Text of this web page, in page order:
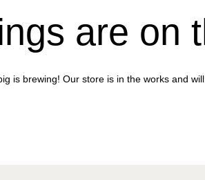
are on
is brewing! Our store is in the works and